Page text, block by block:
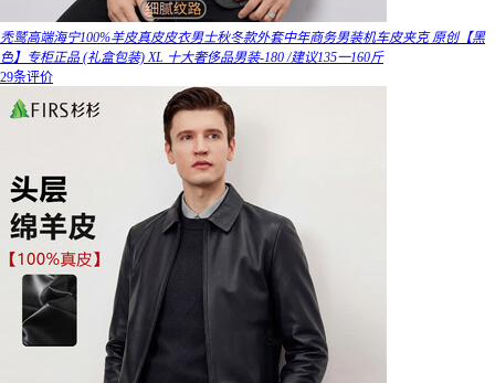
秃鹫高端海宁100%羊皮真皮皮衣男士秋冬款外套中年商务男装机车皮夹克 原创【黑
色】专柜正品 (礼盒包装) XL 十大奢侈品男装-180 /建议135一160斤
29条评价